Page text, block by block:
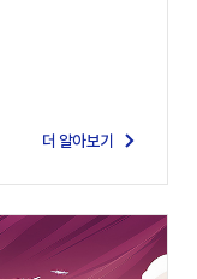
더 알아보기